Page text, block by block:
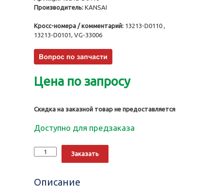
Производитель: KANSAI
Кросс-номера / комментарий: 13213-D0110 ,
13213-D0101, VG-33006
Цена по запросу
Скидка на заказной товар не предоставляется
Доступно для предзаказа
Количество
Направляющие
к-
Заказать
Описание